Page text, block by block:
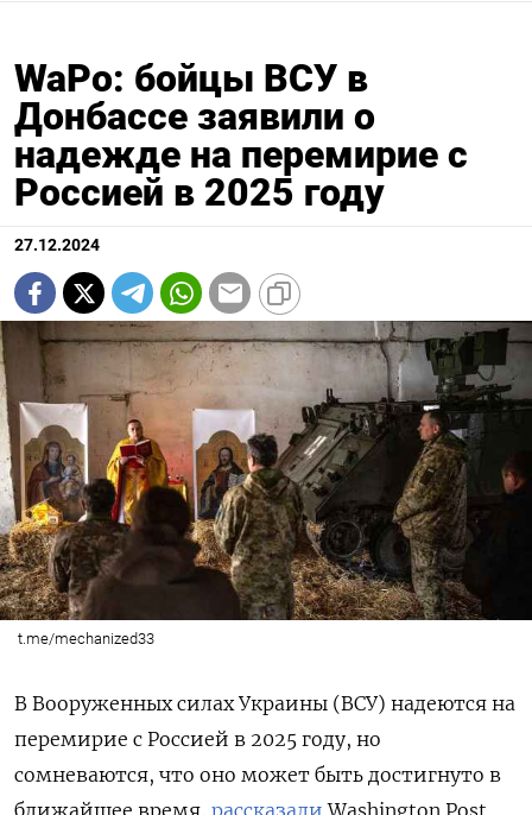
WaPo: бойцы ВСУ в
Донбассе заявили о
надежде на перемирие с
Россией в 2025 году
27.12.2024
t.me/mechanized33
В Вооруженных силах Украины (ВСУ) надеются на
перемирие с Россией в 2025 году, но
сомневаются, что оно может быть достигнуто в